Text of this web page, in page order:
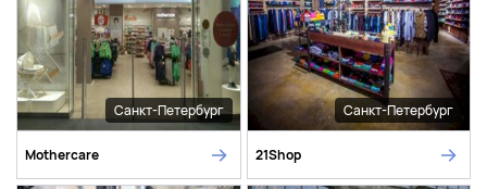
Санкт-Петербург
Mothercare
Санкт-Петербург
21Shop